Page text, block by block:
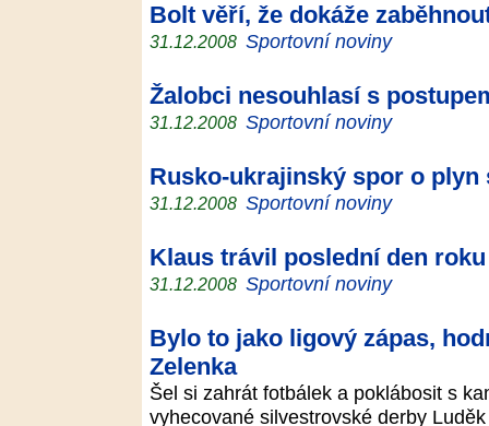
Bolt věří, že dokáže
31.12.2008 Sportovní noviny
Žalobci nesouhlasí s
31.12.2008 Sportovní noviny
Rusko-ukrajinský spor o plyn
31.12.2008 Sportovní noviny
Klaus trávil poslední den
31.12.2008 Sportovní noviny
Bylo to jako ligový zápas,
Zelenka
Šel si zahrát fotbálek a poklábosit s
vyhecované silvestrovské derby